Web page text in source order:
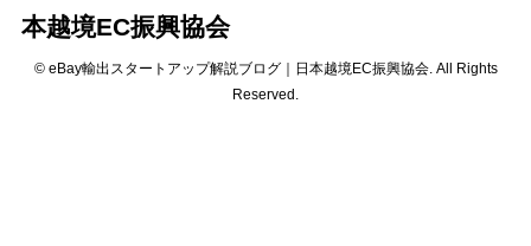
本越境EC振興協会
© eBay輸出スタートアップ解説ブログ｜日本越境EC振興協会. All Rights
Reserved.